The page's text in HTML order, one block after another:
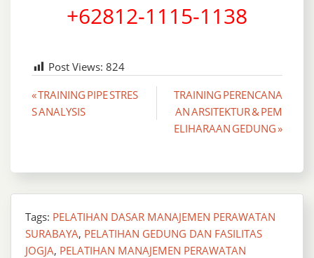
+62812-1115-1138
Post Views: 824
Post
navigation
« TRAINING PIPE STRES
S ANALYSIS
TRAINING PERENCANA
AN ARSITEKTUR & PEM
ELIHARAAN GEDUNG »
Tags: PELATIHAN DASAR MANAJEMEN PERAWATAN
SURABAYA, PELATIHAN GEDUNG DAN FASILITAS
JOGJA, PELATIHAN MANAJEMEN PERAWATAN